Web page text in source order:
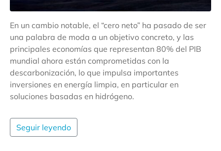
En un cambio notable, el “cero neto” ha pasado de ser
una palabra de moda a un objetivo concreto, y las
principales economías que representan 80% del PIB
mundial ahora están comprometidas con la
descarbonización, lo que impulsa importantes
inversiones en energía limpia, en particular en
soluciones basadas en hidrógeno.
Seguir leyendo